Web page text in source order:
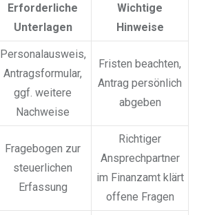
Erforderliche
Unterlagen
Wichtige
Hinweise
Personalausweis,
Antragsformular,
ggf. weitere
Nachweise
Fristen beachten,
Antrag persönlich
abgeben
Fragebogen zur
steuerlichen
Erfassung
Richtiger
Ansprechpartner
im Finanzamt klärt
offene Fragen